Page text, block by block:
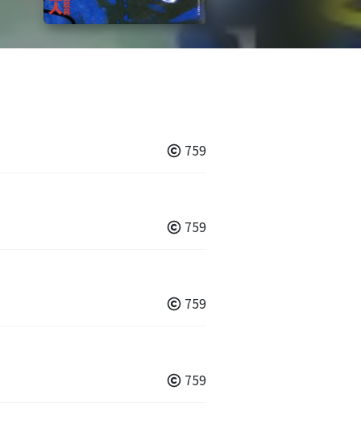
759
759
759
759